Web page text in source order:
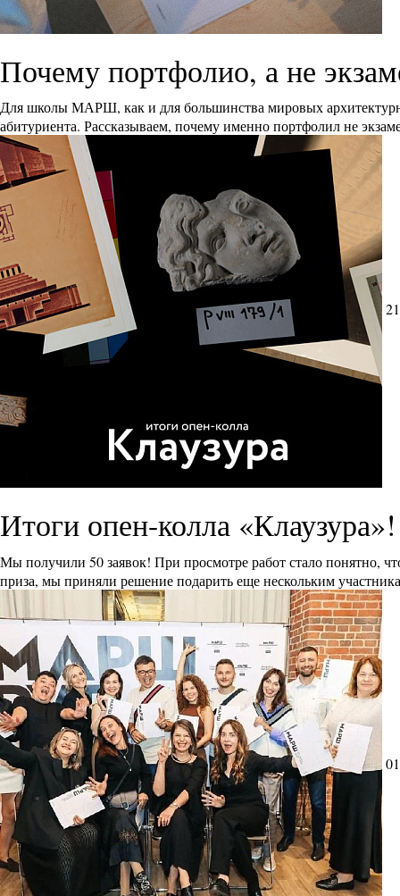
Почему портфолио, а не
Для школы МАРШ, как и для большинства мировых
абитуриента. Рассказываем, почему именно портфолил не
Итоги опен-колла «Клаузура»!
Мы получили 50 заявок! При просмотре работ стало понятно,
приза, мы приняли решение подарить еще нескольким